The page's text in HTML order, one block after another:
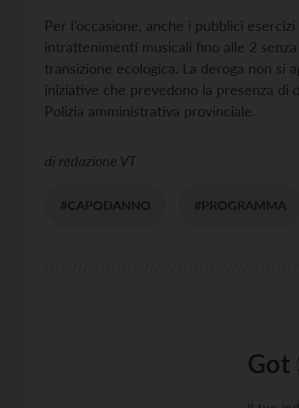
Per l’occasione, anche i pubblici
intrattenimenti musicali fino alle 2
transizione ecologica. La deroga non si
iniziative che prevedono la presenza di
Polizia amministrativa provinciale.
di redazione VT
#CAPODANNO #PROGRAMMA
Got